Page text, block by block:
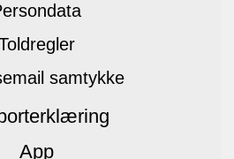
samtykke
App